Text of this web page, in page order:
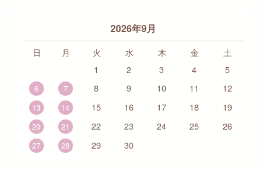
2026年9月
日 月 火 水 木 金
土
1
2 3 4 5
6 7 8 9 10 11 12
13 14 15 16 17 18 19
20 21 22 23 24 25 26
27 28 29 30